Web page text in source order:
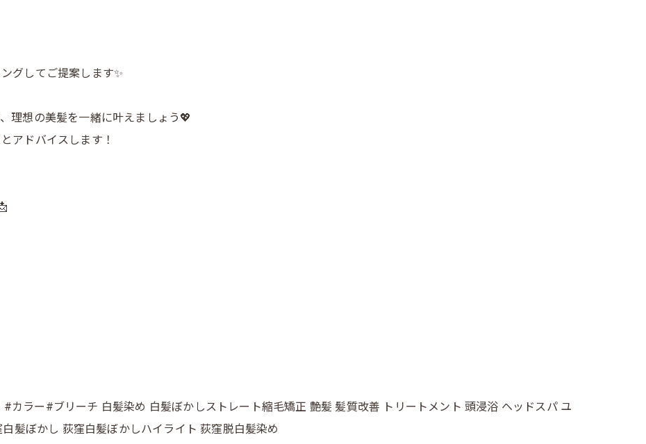
グしてご提案します✨
理想の美髪を一緒に叶えましょう💖
アドバイスします！
カラー#ブリーチ 白髪染め 白髪ぼかしストレート縮毛矯正 艶髪 髪質改善 トリートメント 頭浸浴 ヘッドスパ ユ
髪ぼかし 荻窪白髪ぼかしハイライト 荻窪脱白髪染め